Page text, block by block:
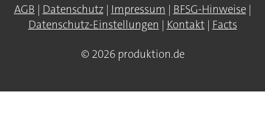
AGB | Datenschutz| Impressum | BFSG-Hinweise|
Datenschutz-Einstellungen | Kontakt| Facts
© 2026 produktion.de